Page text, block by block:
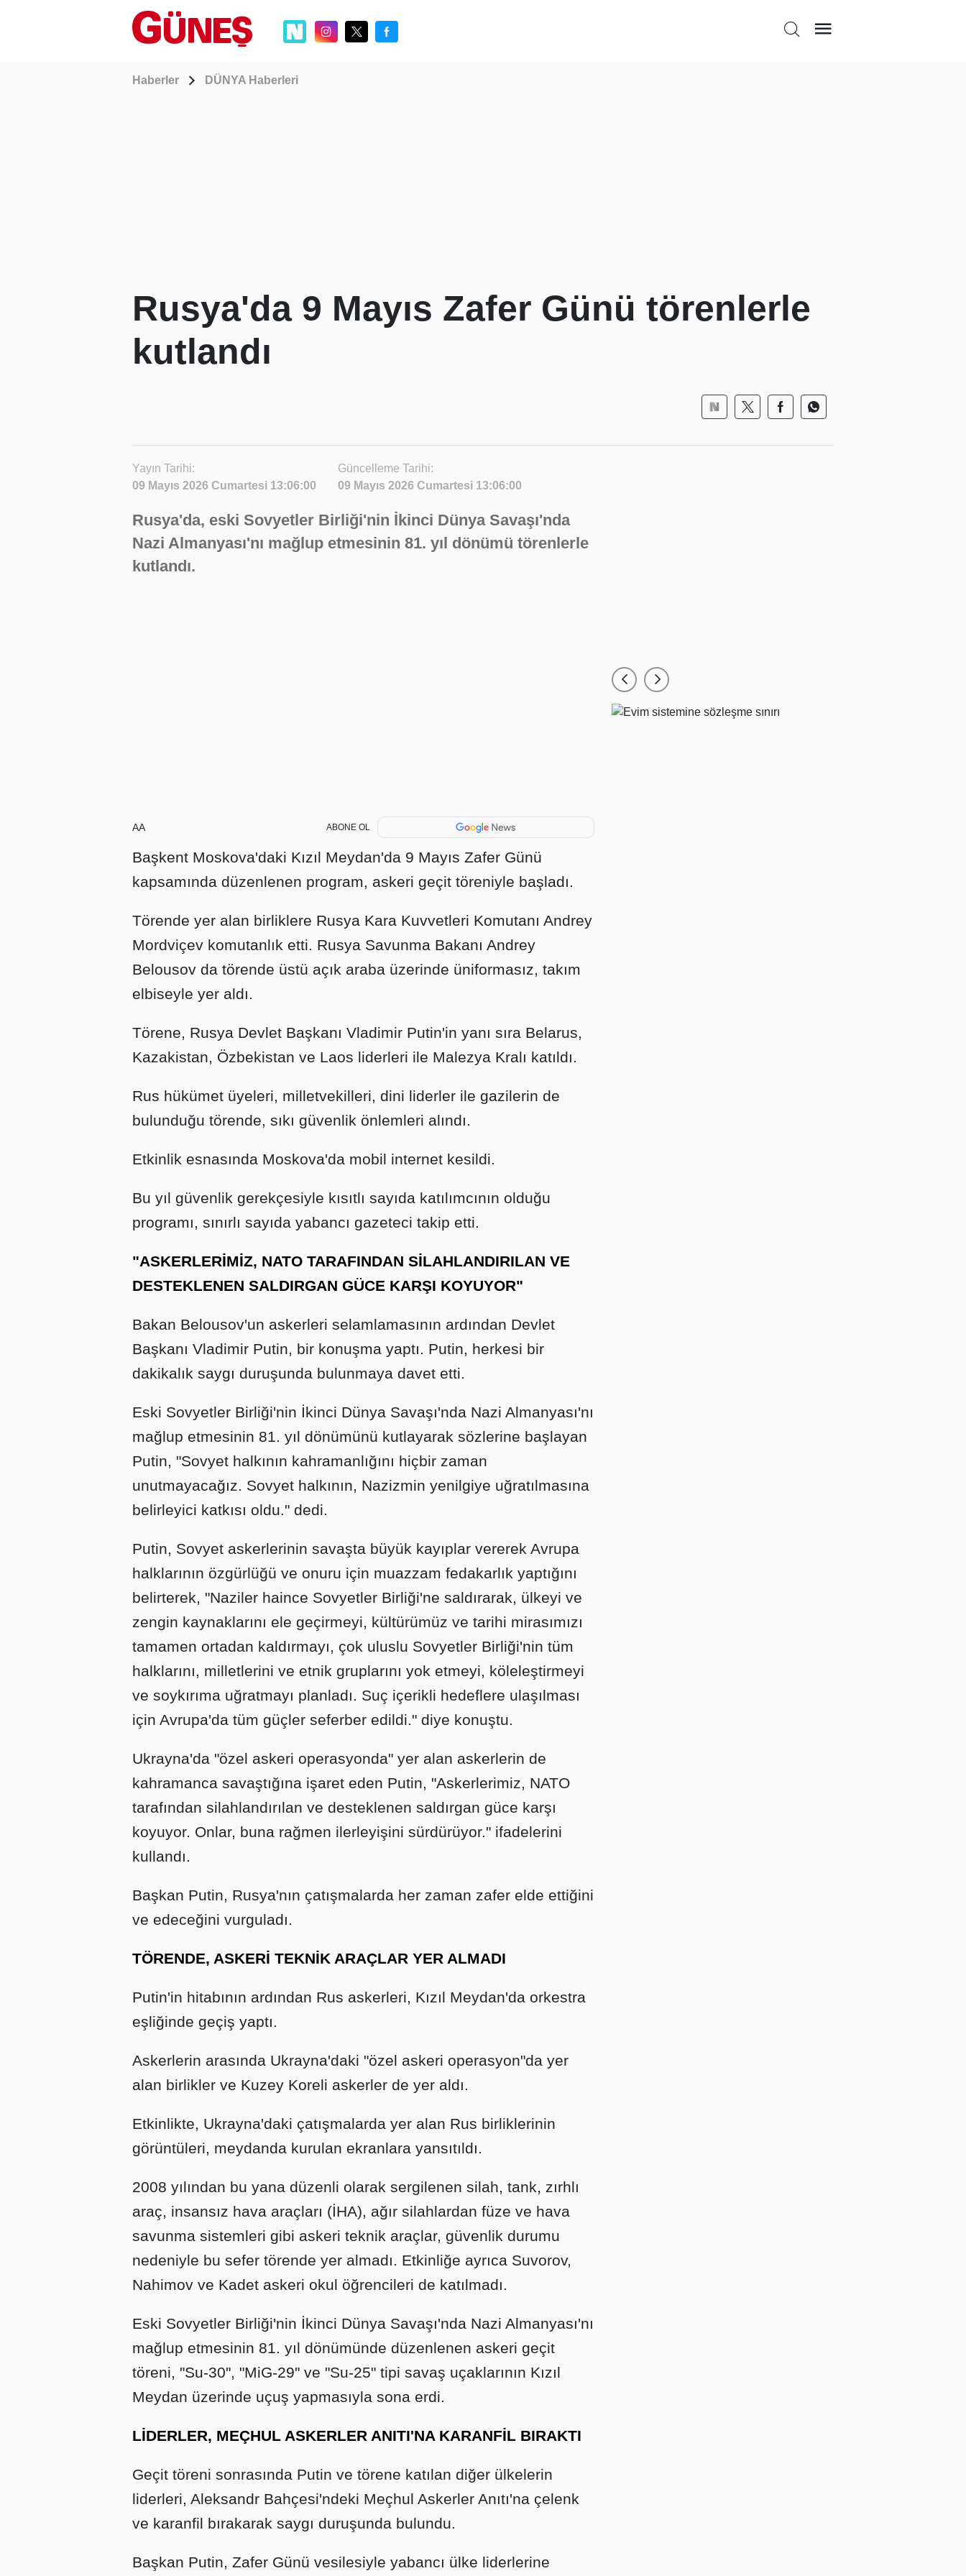
Haberler DÜNYA Haberleri
Rusya'da 9 Mayıs Zafer Günü törenlerle
kutlandı
Yayın Tarihi:
09 Mayıs 2026 Cumartesi 13:06:00
Güncelleme Tarihi:
09 Mayıs 2026 Cumartesi 13:06:00
Rusya'da, eski Sovyetler Birliği'nin İkinci Dünya Savaşı'nda
Nazi Almanyası'nı mağlup etmesinin 81. yıl dönümü törenlerle
kutlandı.
AA ABONE OL
Başkent Moskova'daki Kızıl Meydan'da 9 Mayıs Zafer Günü
kapsamında düzenlenen program, askeri geçit töreniyle başladı.
Törende yer alan birliklere Rusya Kara Kuvvetleri Komutanı Andrey
Mordviçev komutanlık etti. Rusya Savunma Bakanı Andrey
Belousov da törende üstü açık araba üzerinde üniformasız, takım
elbiseyle yer aldı.
Törene, Rusya Devlet Başkanı Vladimir Putin'in yanı sıra Belarus,
Kazakistan, Özbekistan ve Laos liderleri ile Malezya Kralı katıldı.
Rus hükümet üyeleri, milletvekilleri, dini liderler ile gazilerin de
bulunduğu törende, sıkı güvenlik önlemleri alındı.
Etkinlik esnasında Moskova'da mobil internet kesildi.
Bu yıl güvenlik gerekçesiyle kısıtlı sayıda katılımcının olduğu
programı, sınırlı sayıda yabancı gazeteci takip etti.
"ASKERLERİMİZ, NATO TARAFINDAN SİLAHLANDIRILAN VE
DESTEKLENEN SALDIRGAN GÜCE KARŞI KOYUYOR"
Bakan Belousov'un askerleri selamlamasının ardından Devlet
Başkanı Vladimir Putin, bir konuşma yaptı. Putin, herkesi bir
dakikalık saygı duruşunda bulunmaya davet etti.
Eski Sovyetler Birliği'nin İkinci Dünya Savaşı'nda Nazi Almanyası'nı
mağlup etmesinin 81. yıl dönümünü kutlayarak sözlerine başlayan
Putin, "Sovyet halkının kahramanlığını hiçbir zaman
unutmayacağız. Sovyet halkının, Nazizmin yenilgiye uğratılmasına
belirleyici katkısı oldu." dedi.
Putin, Sovyet askerlerinin savaşta büyük kayıplar vererek Avrupa
halklarının özgürlüğü ve onuru için muazzam fedakarlık yaptığını
belirterek, "Naziler haince Sovyetler Birliği'ne saldırarak, ülkeyi ve
zengin kaynaklarını ele geçirmeyi, kültürümüz ve tarihi mirasımızı
tamamen ortadan kaldırmayı, çok uluslu Sovyetler Birliği'nin tüm
halklarını, milletlerini ve etnik gruplarını yok etmeyi, köleleştirmeyi
ve soykırıma uğratmayı planladı. Suç içerikli hedeflere ulaşılması
için Avrupa'da tüm güçler seferber edildi." diye konuştu.
Ukrayna'da "özel askeri operasyonda" yer alan askerlerin de
kahramanca savaştığına işaret eden Putin, "Askerlerimiz, NATO
tarafından silahlandırılan ve desteklenen saldırgan güce karşı
koyuyor. Onlar, buna rağmen ilerleyişini sürdürüyor." ifadelerini
kullandı.
Başkan Putin, Rusya'nın çatışmalarda her zaman zafer elde ettiğini
ve edeceğini vurguladı.
TÖRENDE, ASKERİ TEKNİK ARAÇLAR YER ALMADI
Putin'in hitabının ardından Rus askerleri, Kızıl Meydan'da orkestra
eşliğinde geçiş yaptı.
Askerlerin arasında Ukrayna'daki "özel askeri operasyon"da yer
alan birlikler ve Kuzey Koreli askerler de yer aldı.
Etkinlikte, Ukrayna'daki çatışmalarda yer alan Rus birliklerinin
görüntüleri, meydanda kurulan ekranlara yansıtıldı.
2008 yılından bu yana düzenli olarak sergilenen silah, tank, zırhlı
araç, insansız hava araçları (İHA), ağır silahlardan füze ve hava
savunma sistemleri gibi askeri teknik araçlar, güvenlik durumu
nedeniyle bu sefer törende yer almadı. Etkinliğe ayrıca Suvorov,
Nahimov ve Kadet askeri okul öğrencileri de katılmadı.
Eski Sovyetler Birliği'nin İkinci Dünya Savaşı'nda Nazi Almanyası'nı
mağlup etmesinin 81. yıl dönümünde düzenlenen askeri geçit
töreni, "Su-30", "MiG-29" ve "Su-25" tipi savaş uçaklarının Kızıl
Meydan üzerinde uçuş yapmasıyla sona erdi.
LİDERLER, MEÇHUL ASKERLER ANITI'NA KARANFİL BIRAKTI
Geçit töreni sonrasında Putin ve törene katılan diğer ülkelerin
liderleri, Aleksandr Bahçesi'ndeki Meçhul Askerler Anıtı'na çelenk
ve karanfil bırakarak saygı duruşunda bulundu.
Başkan Putin, Zafer Günü vesilesiyle yabancı ülke liderlerine